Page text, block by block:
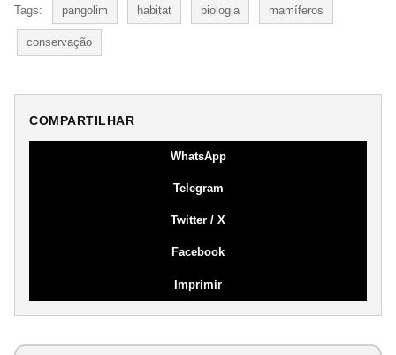
Tags: pangolim habitat biologia mamíferos
conservação
COMPARTILHAR
WhatsApp
Telegram
Twitter / X
Facebook
Imprimir